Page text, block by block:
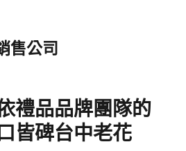
售公司
禮品品牌團隊的
皆碑台中老花